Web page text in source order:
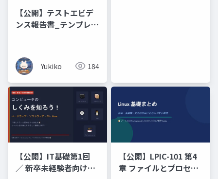
【公開】テストエビデ
ンス報告書_テンプレー
Yukiko 184
【公開】IT基礎第1回
／ 新卒未経験者向けコ
【公開】LPIC-101 第4
章 ファイルとプロセス